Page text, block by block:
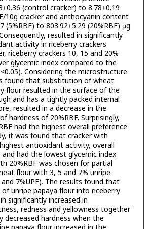
(control cracker) to 8.78±0.19
10g cracker and anthocyanin content
(5%RBF) to 803.92±5.29 (20%RBF) µg
resulted in significantly
activity in riceberry crackers
riceberry crackers 10, 15 and 20%
glycemic index compared to the
Considering the microstructure
found that substitution of wheat
flour resulted in the surface of the
and has a tightly packed internal
resulted in a decrease in the
hardness of 20%RBF. Surprisingly,
had the highest overall preference
it was found that cracker with
antioxidant activity, overall
had the lowest glycemic index.
20%RBF was chosen for partial
flour with 3, 5 and 7% unripe
7%UPF). The results found that
unripe papaya flour into riceberry
significantly increased in
redness and yellowness together
decreased hardness when the